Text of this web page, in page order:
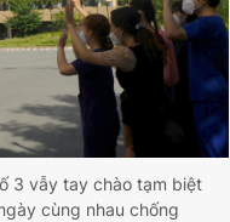
3 vẫy tay chào tạm biệt
cùng nhau chống